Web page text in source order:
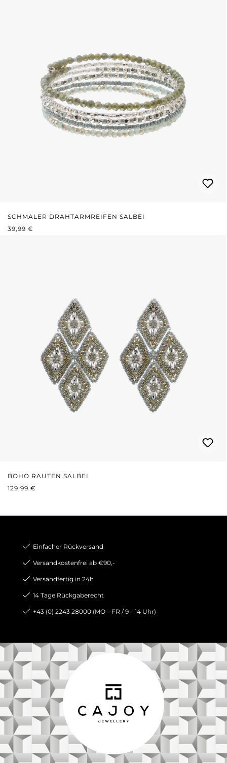
SCHMALER DRAHTARMREIFEN SALBEI
REGULÄRER PREIS:
39,99 €
BOHO RAUTEN SALBEI
REGULÄRER PREIS:
129,99 €
Einfacher Rückversand
Versandkostenfrei ab €90,-
Versandfertig in 24h
14 Tage Rückgaberecht
+43 (0) 2243 28000 (MO – FR / 9 – 14 Uhr)